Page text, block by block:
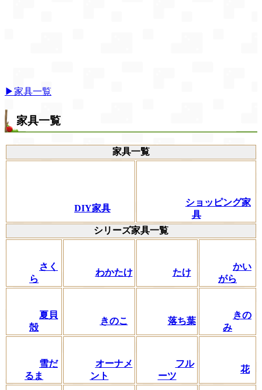
▶家具一覧
家具一覧
家具一覧
DIY家具
ショッピング家
具
シリーズ家具一覧
さく
ら
わかたけ たけ
かい
がら
夏貝
殻
きのこ 落ち葉
きの
み
雪だ
るま
オーナメ
ント
フル
ーツ
花